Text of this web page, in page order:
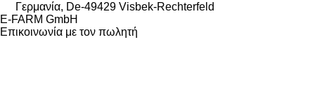
Γερμανία, De-49429 Visbek-Rechterfeld
E-FARM GmbH
Επικοινωνία με τον πωλητή